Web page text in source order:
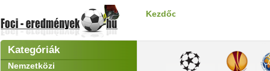
Kategóriák
Nemzetközi
Kezdőoldal